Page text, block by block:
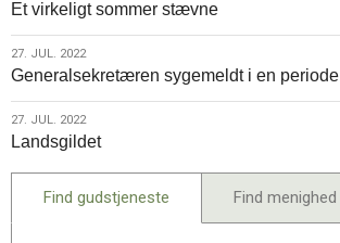
jul.
2022
Et virkeligt sommer stævne
27.
jul.
2022
27. JUL. 2022
Generalsekretæren sygemeldt i en periode
27.
jul.
27. JUL. 2022
Landsgildet
Find gudstjeneste Find menighed